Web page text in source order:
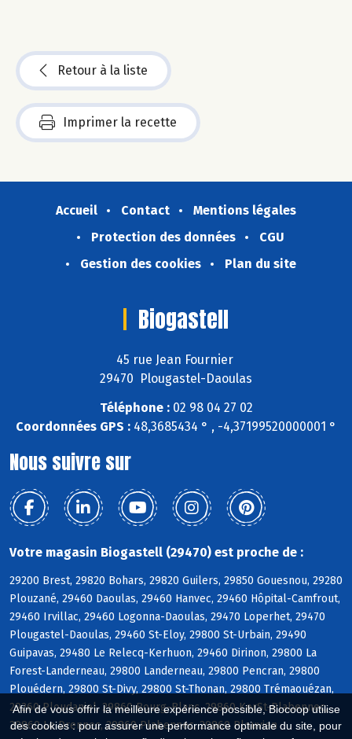
Afin de vous offrir la meilleure expérience possible, Biocoop utilise
des cookies : pour assurer une performance optimale du site, pour
Retour à la liste
Imprimer la recette
Accueil Contact
Mentions légales
Protection des données
CGU
Gestion des cookies
Plan du site
Biogastell
45 rue Jean Fournier
29470 Plougastel-Daoulas
Téléphone :02 98 04 27 02
Coordonnées GPS : 48,3685434 ° , -4,37199520000001 °
Nous suivre sur
Votre magasin Biogastell (29470) est proche de :
29200 Brest, 29820 Bohars, 29820 Guilers, 29850 Gouesnou, 29280
Plouzané, 29460 Daoulas, 29460 Hanvec, 29460 Hôpital-Camfrout,
29460 Irvillac, 29460 Logonna-Daoulas, 29470 Loperhet, 29470
Plougastel-Daoulas, 29460 St-Eloy, 29800 St-Urbain, 29490
Guipavas, 29480 Le Relecq-Kerhuon, 29460 Dirinon, 29800 La
Forest-Landerneau, 29800 Landerneau, 29800 Pencran, 29800
Plouédern, 29800 St-Divy, 29800 St-Thonan, 29800 Trémaouézan,
29260 Ploudaniel, 29860 Bourg-Blanc, 29860 KerSt-Plabennec,
29860 Le Drennec, 29860 Plabennec, 29860 Plouvien